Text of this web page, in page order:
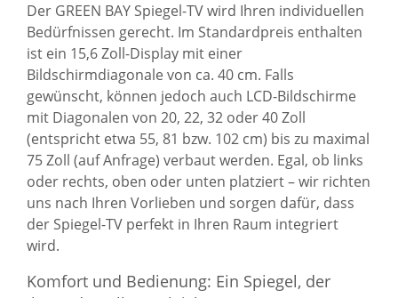
Der GREEN BAY Spiegel-TV wird Ihren individuellen
Bedürfnissen gerecht. Im Standardpreis enthalten
ist ein 15,6 Zoll-Display mit einer
Bildschirmdiagonale von ca. 40 cm. Falls
gewünscht, können jedoch auch LCD-Bildschirme
mit Diagonalen von 20, 22, 32 oder 40 Zoll
(entspricht etwa 55, 81 bzw. 102 cm) bis zu maximal
75 Zoll (auf Anfrage) verbaut werden. Egal, ob links
oder rechts, oben oder unten platziert – wir richten
uns nach Ihren Vorlieben und sorgen dafür, dass
der Spiegel-TV perfekt in Ihren Raum integriert
wird.
Komfort und Bedienung: Ein Spiegel, der